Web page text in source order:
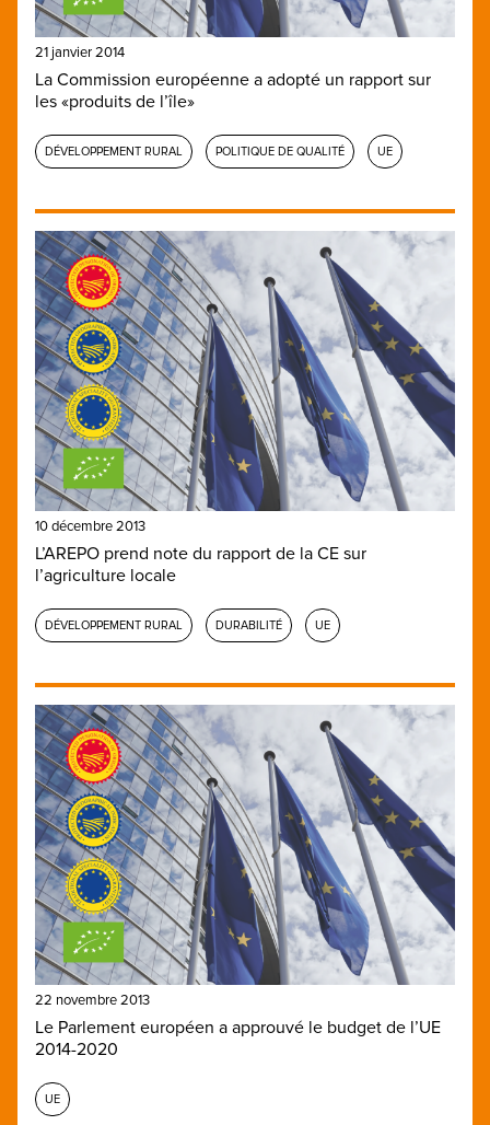
21 janvier 2014
La Commission européenne a adopté un rapport sur
les «produits de l’île»
DÉVELOPPEMENT RURAL POLITIQUE DE QUALITÉ UE
10 décembre 2013
L’AREPO prend note du rapport de la CE sur
l’agriculture locale
DÉVELOPPEMENT RURAL DURABILITÉ UE
22 novembre 2013
Le Parlement européen a approuvé le budget de l’UE
2014-2020
UE